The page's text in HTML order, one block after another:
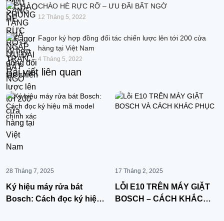
CHÀO HÈ RỰC RỠ – ƯU ĐÃI BẤT NGỜ
12 Tháng 5, 2022
Fagor ký hợp đồng đối tác chiến lược lên tới 200 cửa
hàng tại Việt Nam
4 Tháng 5, 2022
Bài viết liên quan
28 Tháng 7, 2025
Ký hiệu máy rửa bát
Bosch: Cách đọc ký hiệu
17 Tháng 2, 2025
LỖI E10 TRÊN MÁY GIẶT
BOSCH – CÁCH KHẮC